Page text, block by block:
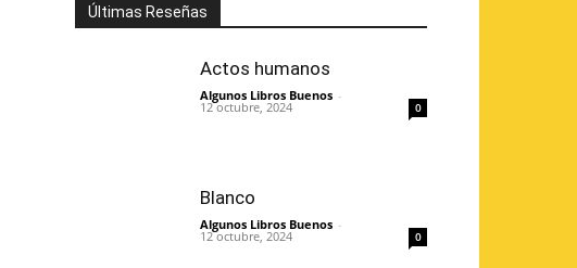
Últimas Reseñas
Actos humanos
Algunos Libros Buenos -
12 octubre, 2024 0
Blanco
Algunos Libros Buenos -
12 octubre, 2024 0